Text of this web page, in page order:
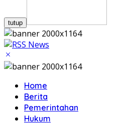
tutup
Home
Berita
Pemerintahan
Hukum